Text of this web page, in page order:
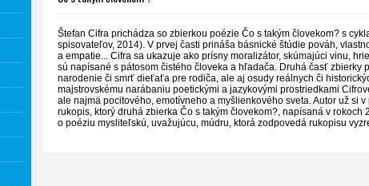
Štefan Cifra prichádza so zbierkou poézie Čo s takým človekom? s
spisovateľov, 2014). V prvej časti prináša básnické štúdie pováh,
a empatie... Cifra sa ukazuje ako prísny moralizátor, skúmajúci vinu,
sú napísané s pátosom čistého človeka a hľadača. Druhá časť zbierky
narodenie či smrť dieťaťa pre rodiča, ale aj osudy reálnych či
majstrovskému narábaniu poetickými a jazykovými prostriedkami
ale najmä pocitového, emotívneho a myšlienkového sveta. Autor už si
rukopis, ktorý druhá zbierka Čo s takým človekom?, napísaná v
o poéziu mysliteľskú, uvažujúcu, múdru, ktorá zodpovedá rukopisu